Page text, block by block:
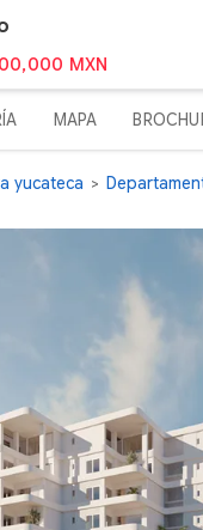
MXN
MAPA
yucateca